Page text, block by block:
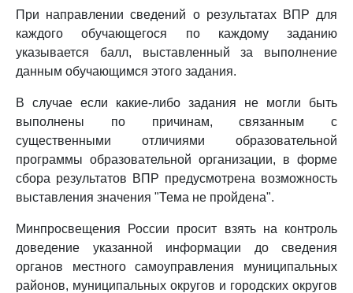
При направлении сведений о результатах ВПР для
каждого обучающегося по каждому заданию
указывается балл, выставленный за выполнение
данным обучающимся этого задания.
В случае если какие-либо задания не могли быть
выполнены по причинам, связанным с
существенными отличиями образовательной
программы образовательной организации, в форме
сбора результатов ВПР предусмотрена возможность
выставления значения "Тема не пройдена".
Минпросвещения России просит взять на контроль
доведение указанной информации до сведения
органов местного самоуправления муниципальных
районов, муниципальных округов и городских округов